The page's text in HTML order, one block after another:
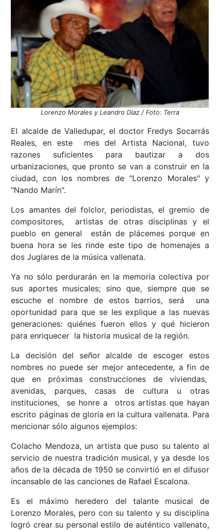
Lorenzo Morales y Leandro Díaz / Foto: Terra
El alcalde de Valledupar, el doctor Fredys Socarrás
Reales, en este mes del Artista Nacional, tuvo
razones suficientes para bautizar a dos
urbanizaciones, que pronto se van a construir en la
ciudad, con los nombres de "Lorenzo Morales" y
"Nando Marín".
Los amantes del folclor, periodistas, el gremio de
compositores, artistas de otras disciplinas y el
pueblo en general están de plácemes porque en
buena hora se les rinde este tipo de homenajes a
dos Juglares de la música vallenata.
Ya no sólo perdurarán en la memoria colectiva por
sus aportes musicales; sino que, siempre que se
escuche el nombre de estos barrios, será una
oportunidad para que se les explique a las nuevas
generaciones: quiénes fueron ellos y qué hicieron
para enriquecer la historia musical de la región.
La decisión del señor alcalde de escoger estos
nombres no puede ser mejor antecedente, a fin de
que en próximas construcciones de viviendas,
avenidas, parques, casas de cultura u otras
instituciones, se honre a otros artistas que hayan
escrito páginas de gloria en la cultura vallenata. Para
mencionar sólo algunos ejemplos:
Colacho Mendoza, un artista que puso su talento al
servicio de nuestra tradición musical, y ya desde los
años de la década de 1950 se convirtió en el difusor
incansable de las canciones de Rafael Escalona.
Es el máximo heredero del talante musical de
Lorenzo Morales, pero con su talento y su disciplina
logró crear su personal estilo de auténtico vallenato,